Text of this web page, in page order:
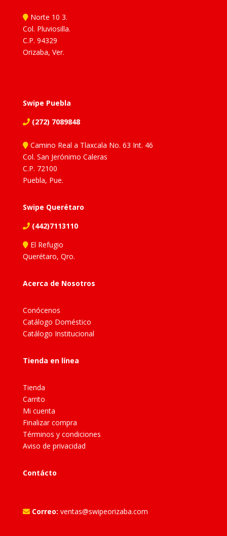
Norte 10 3.
Col. Pluviosilla.
C.P. 94329
Orizaba, Ver.
Swipe Puebla
(272) 7089848
Camino Real a Tlaxcala No. 63 Int. 46
Col. San Jerónimo Caleras
C.P. 72100
Puebla, Pue.
Swipe Querétaro
(442)7113110
El Refugio
Querétaro, Qro.
Acerca de Nosotros
Conócenos
Catálogo Doméstico
Catálogo Institucional
Tienda en línea
Tienda
Carrito
Mi cuenta
Finalizar compra
Términos y condiciones
Aviso de privacidad
Contácto
Correo: ventas@swipeorizaba.com